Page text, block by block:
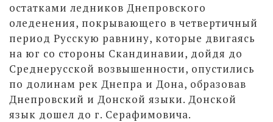
остатками ледников Днепровского
оледенения, покрывающего в четвертичный
период Русскую равнину, которые двигаясь
на юг со стороны Скандинавии, дойдя до
Среднерусской возвышенности, опустились
по долинам рек Днепра и Дона, образовав
Днепровский и Донской языки. Донской
язык дошел до г. Серафимовича.